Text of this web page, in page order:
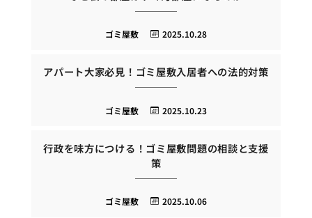
2025.10.28
ゴミ屋敷
アパート大家必見！ゴミ屋敷入居者への法的対策
2025.10.23
ゴミ屋敷
行政を味方につける！ゴミ屋敷問題の相談と支援
策
2025.10.06
ゴミ屋敷